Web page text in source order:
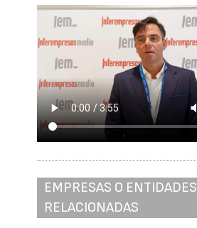
EMPRESAS O ENTIDADES
RELACIONADAS